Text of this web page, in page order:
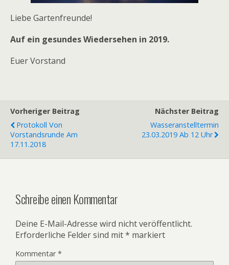
Liebe Gartenfreunde!
Auf ein gesundes Wiedersehen in 2019.
Euer Vorstand
Vorheriger Beitrag
Protokoll Von
Vorstandsrunde Am
17.11.2018
Nächster Beitrag
Wasseranstelltermin
23.03.2019 Ab 12 Uhr
Schreibe einen Kommentar
Deine E-Mail-Adresse wird nicht veröffentlicht.
Erforderliche Felder sind mit* markiert
Kommentar*